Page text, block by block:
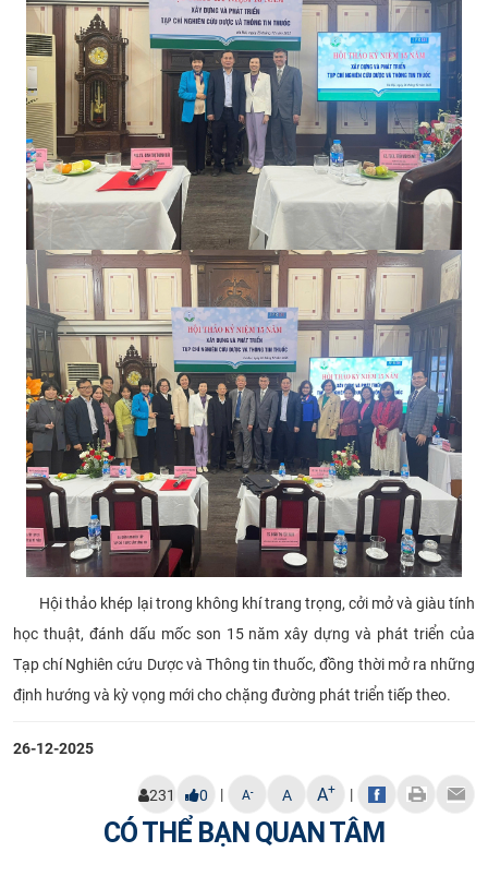
Hội thảo khép lại trong không khí trang trọng, cởi mở và giàu tính
học thuật, đánh dấu mốc son 15 năm xây dựng và phát triển của
Tạp chí Nghiên cứu Dược và Thông tin thuốc, đồng thời mở ra những
định hướng và kỳ vọng mới cho chặng đường phát triển tiếp theo.
26-12-2025
231 0 | A- A A+ |
CÓ THỂ BẠN QUAN TÂM